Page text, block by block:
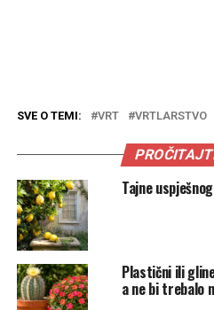
SVE O TEMI: VRT VRTLARSTVO
Tajne
Plastični ili
a ne bi trebalo